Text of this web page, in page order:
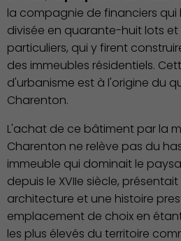
la compagnie de financiers
divisée en quarante-huit lots
particuliers, qui y firent
des immeubles résidentiels.
d'urbanisme est à l'origine du
Charenton.
L'achat de ce bâtiment par la
Charenton ne relève pas du
immeuble qui dominait le
depuis le XVIIe siècle,
architecture et une histoire
emplacement de choix en
les plus élevés du territoire